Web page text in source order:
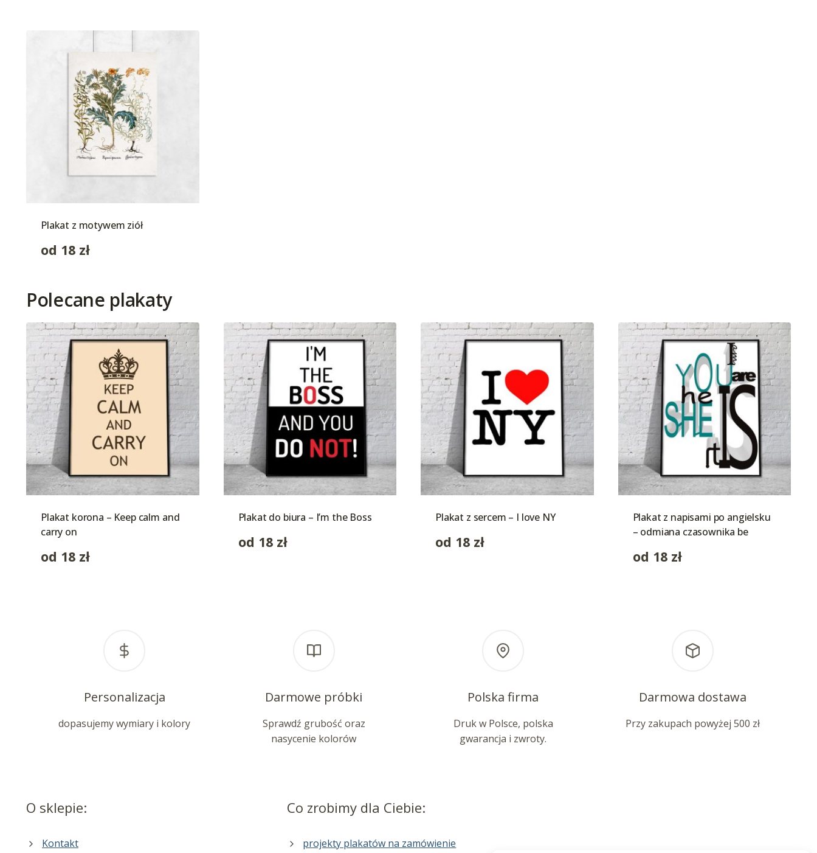
Plakat z motywem ziół
od 18 zł
Polecane plakaty
Plakat korona – Keep calm and
carry on
od 18 zł
Plakat do biura – I’m the Boss
od 18 zł
Plakat z sercem – I love NY
od 18 zł
Plakat z napisami po angielsku
– odmiana czasownika be
od 18 zł
Personalizacja
dopasujemy wymiary i kolory
Darmowe próbki
Sprawdź grubość oraz
nasycenie kolorów
Polska firma
Druk w Polsce, polska
gwarancja i zwroty.
Darmowa dostawa
Przy zakupach powyżej 500 zł
O sklepie:
Kontakt
Co zrobimy dla Ciebie:
projekty plakatów na zamówienie